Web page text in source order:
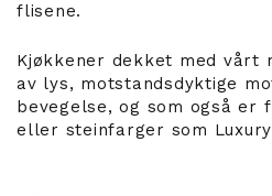
flisene.
Kjøkkener dekket med vårt
av lys, motstandsdyktige
bevegelse, og som også er
eller steinfarger som